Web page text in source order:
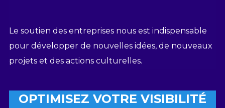
Le soutien des entreprises nous est indispensable
pour développer de nouvelles idées, de nouveaux
projets et des actions culturelles.
OPTIMISEZ VOTRE VISIBILITÉ